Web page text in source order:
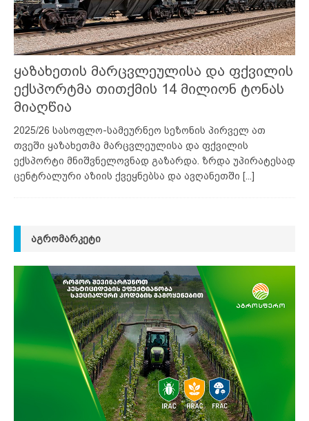
ყაზახეთის მარცვლეულისა და ფქვილის
ექსპორტმა თითქმის 14 მილიონ ტონას
მიაღწია
2025/26 სასოფლო-სამეურნეო სეზონის პირველ ათ
თვეში ყაზახეთმა მარცვლეულისა და ფქვილის
ექსპორტი მნიშვნელოვნად გაზარდა. ზრდა უპირატესად
ცენტრალური აზიის ქვეყნებსა და ავღანეთში [...]
ᲐᲒᲠᲝᲛᲐᲠᲙᲔᲢᲘ